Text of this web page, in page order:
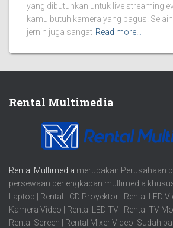
yang dibutuhkan untuk live streaming
kamu butuh kamera yang bagus.
jernih juga sangat Read more…
Rental Multimedia
Rental Multimedia merupakan Perusahaan
persewaan perlengkapan multimedia
Laptop | Rental LCD Proyektor | Rental LED
Kamera Video | Rental LED TV | Rental TV
Rental Screen | Rental Mixer Video. Sudah